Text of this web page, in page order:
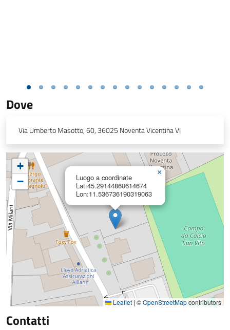
Dove
Via Umberto Masotto, 60, 36025 Noventa Vicentina VI
Luogo a coordinate
Lat:45.29144860614674
Lon:11.536736190319063
×
+
−
Leaflet | ©OpenStreetMapcontributors
Contatti